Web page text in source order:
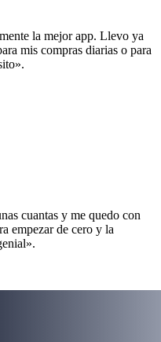
la mejor app. Llevo ya
mis compras diarias o para
cuantas y me quedo con
empezar de cero y la